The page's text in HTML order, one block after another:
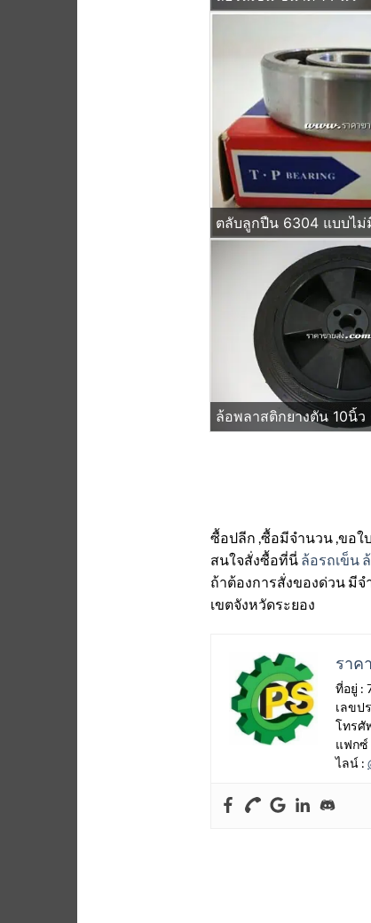
ตลับลูกปืน 6304 แบบไม่
ซื้อปลีก ,ซื้อมีจำนวน ,ขอใ
สนใจสั่งซื้อที่นี่ ล้อรถเข็น
ถ้าต้องการสั่งของด่วน มีจ
เขตจังหวัดระยอง
ราค
ที่อยู่ :
เลขป
โทรศั
แฟกซ์
ไลน์ :